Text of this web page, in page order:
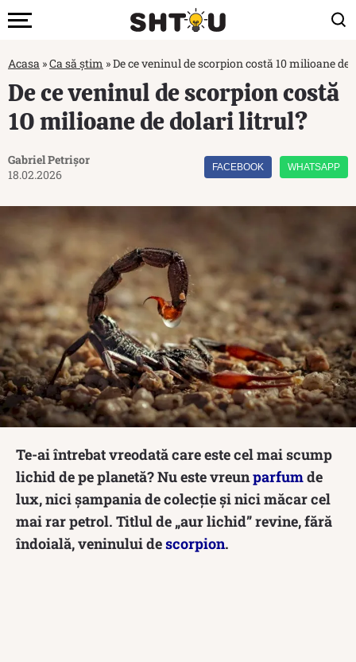
Acasa »Ca să știm »De ce veninul de scorpion costă 10 milioane
De ce veninul de scorpion costă
10 milioane de dolari litrul?
Gabriel Petrișor
18.02.2026
FACEBOOK WHATSAPP
Te-ai întrebat vreodată care este cel mai scump
lichid de pe planetă? Nu este vreunparfumde
lux, nici șampania de colecție și nici măcar cel
mai rar petrol. Titlul de „aur lichid” revine, fără
îndoială, veninului descorpion.